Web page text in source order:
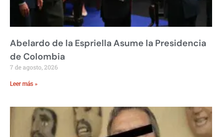
Abelardo de la Espriella Asume la Presidencia
de Colombia
7 de agosto, 2026
Leer más »